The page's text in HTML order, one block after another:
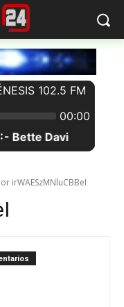
irWAESzMNluCBBeI